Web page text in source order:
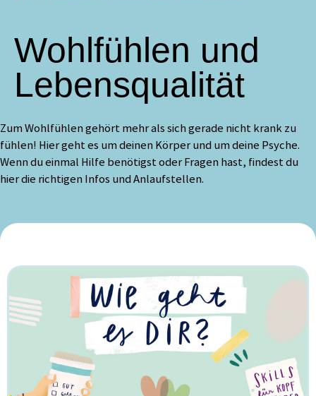
Wohlfühlen und
Lebensqualität
Zum Wohlfühlen gehört mehr als sich gerade nicht krank zu
fühlen! Hier geht es um deinen Körper und um deine Psyche.
Wenn du einmal Hilfe benötigst oder Fragen hast, findest du
hier die richtigen Infos und Anlaufstellen.